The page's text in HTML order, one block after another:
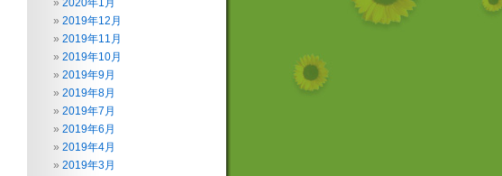
2020年1月
2019年12月
2019年11月
2019年10月
2019年9月
2019年8月
2019年7月
2019年6月
2019年4月
2019年3月